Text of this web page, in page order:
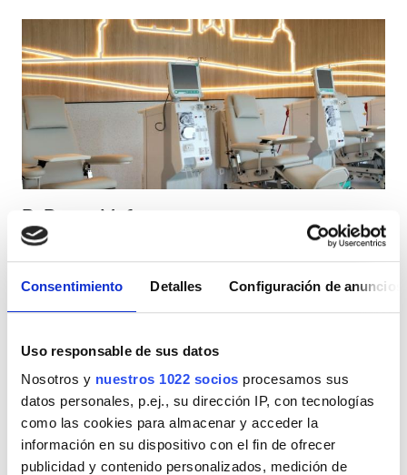
Consentimiento Detalles Configuración de anuncios
Uso responsable de sus datos
Nosotros y nuestros 1022 socios procesamos sus
datos personales, p.ej., su dirección IP, con tecnologías
como las cookies para almacenar y acceder la
información en su dispositivo con el fin de ofrecer
publicidad y contenido personalizados, medición de
Acepta
Pacientes con VIH
Pacientes con hepatitis B
Pacientes con hepatitis C
Refrescos
WiFi gratuito
Pantallas de televisión
Traslado gratuito
B. Braun Mafra
Mafra, Portugal
Cubierto por TSE Cubierto por GHIC
Traslado gratuito
Estacionamiento gratuito
Por tratamiento
Diálisis HD 200 €
Diálisis HDF 200 €
Reservación